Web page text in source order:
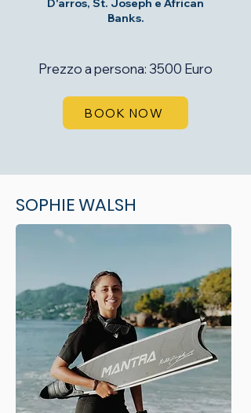
D'arros, St. Joseph e African
Banks.
Prezzo a persona: 3500 Euro
BOOK NOW
SOPHIE WALSH